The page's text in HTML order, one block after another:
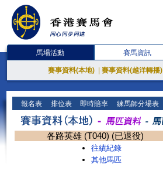
馬場活動 賽馬資訊
賽事資料(本地) 賽事資料(越洋轉播)
報名表 排位表 即時賠率 練馬師分場表
各路英雄 (T040) (已退役)
往績紀錄
其他馬匹